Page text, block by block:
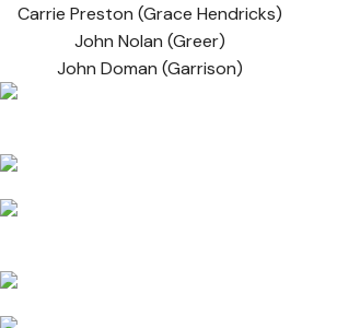
Carrie Preston (Grace Hendricks)
John Nolan (Greer)
John Doman (Garrison)